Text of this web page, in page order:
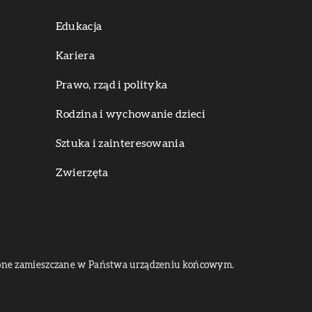
Edukacja
Kariera
Prawo, rząd i polityka
Rodzina i wychowanie dzieci
Sztuka i zainteresowania
Zwierzęta
zamieszczane w Państwa urządzeniu końcowym.